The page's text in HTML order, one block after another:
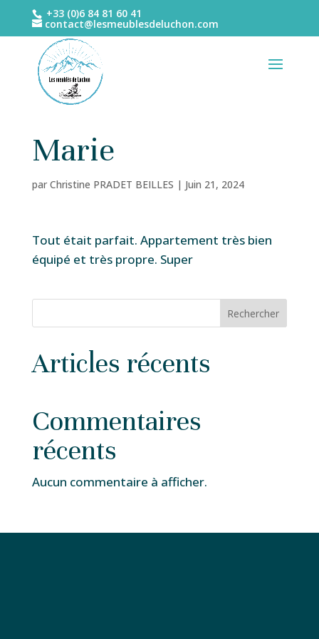
+33 (0)6 84 81 60 41
contact@lesmeublesdeluchon.com
Marie
par Christine PRADET BEILLES | Juin 21, 2024
Tout était parfait. Appartement très bien
équipé et très propre. Super
Rechercher
Articles récents
Commentaires
récents
Aucun commentaire à afficher.